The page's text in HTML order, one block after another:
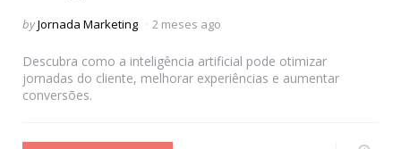
Posted
byJornada Marketing 2 meses ago
Descubra como a inteligência artificial pode otimizar
jornadas do cliente, melhorar experiências e aumentar
conversões.